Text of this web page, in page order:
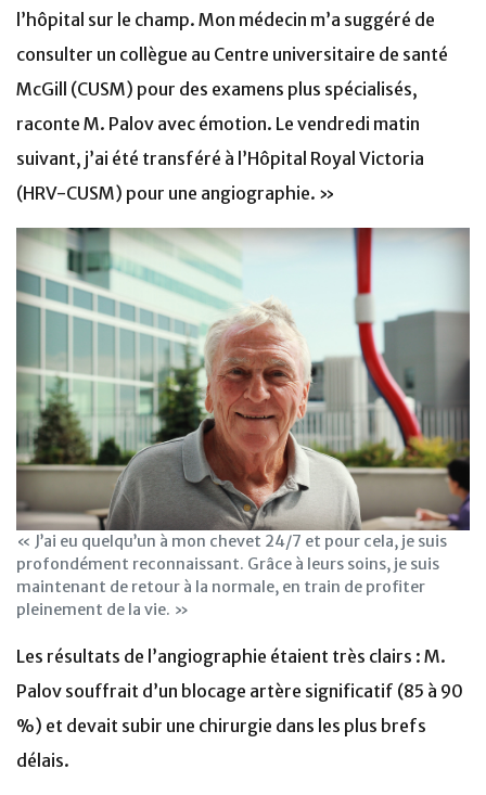
l’hôpital sur le champ. Mon médecin m’a suggéré de
consulter un collègue au Centre universitaire de santé
McGill (CUSM) pour des examens plus spécialisés,
raconte M. Palov avec émotion. Le vendredi matin
suivant, j’ai été transféré à l’Hôpital Royal Victoria
(HRV-CUSM) pour une angiographie. »
« J’ai eu quelqu’un à mon chevet 24/7 et pour cela, je suis
profondément reconnaissant. Grâce à leurs soins, je suis
maintenant de retour à la normale, en train de profiter
pleinement de la vie. »
Les résultats de l’angiographie étaient très clairs : M.
Palov souffrait d’un blocage artère significatif (85 à 90
%) et devait subir une chirurgie dans les plus brefs
délais.